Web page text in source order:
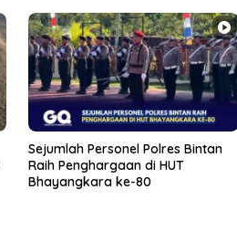
Sejumlah Personel Polres Bintan
Raih Penghargaan di HUT
Bhayangkara ke-80